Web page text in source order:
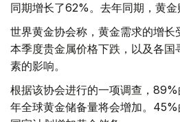
同期增长了62%。去年同期，黄金
世界黄金协会称，黄金需求的增长
本季度贵金属价格下跌，以及各国
素的影响。
根据该协会进行的一项调查，
年全球黄金储备量将会增加。